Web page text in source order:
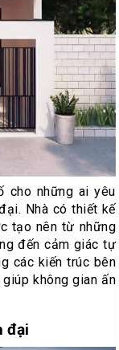
cho những ai yêu
Nhà có thiết kế
tạo nên từ những
đến cảm giác tự
các kiến trúc bên
không gian ấn
đại